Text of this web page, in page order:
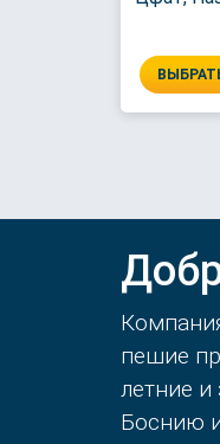
пешие
летние
Боснию